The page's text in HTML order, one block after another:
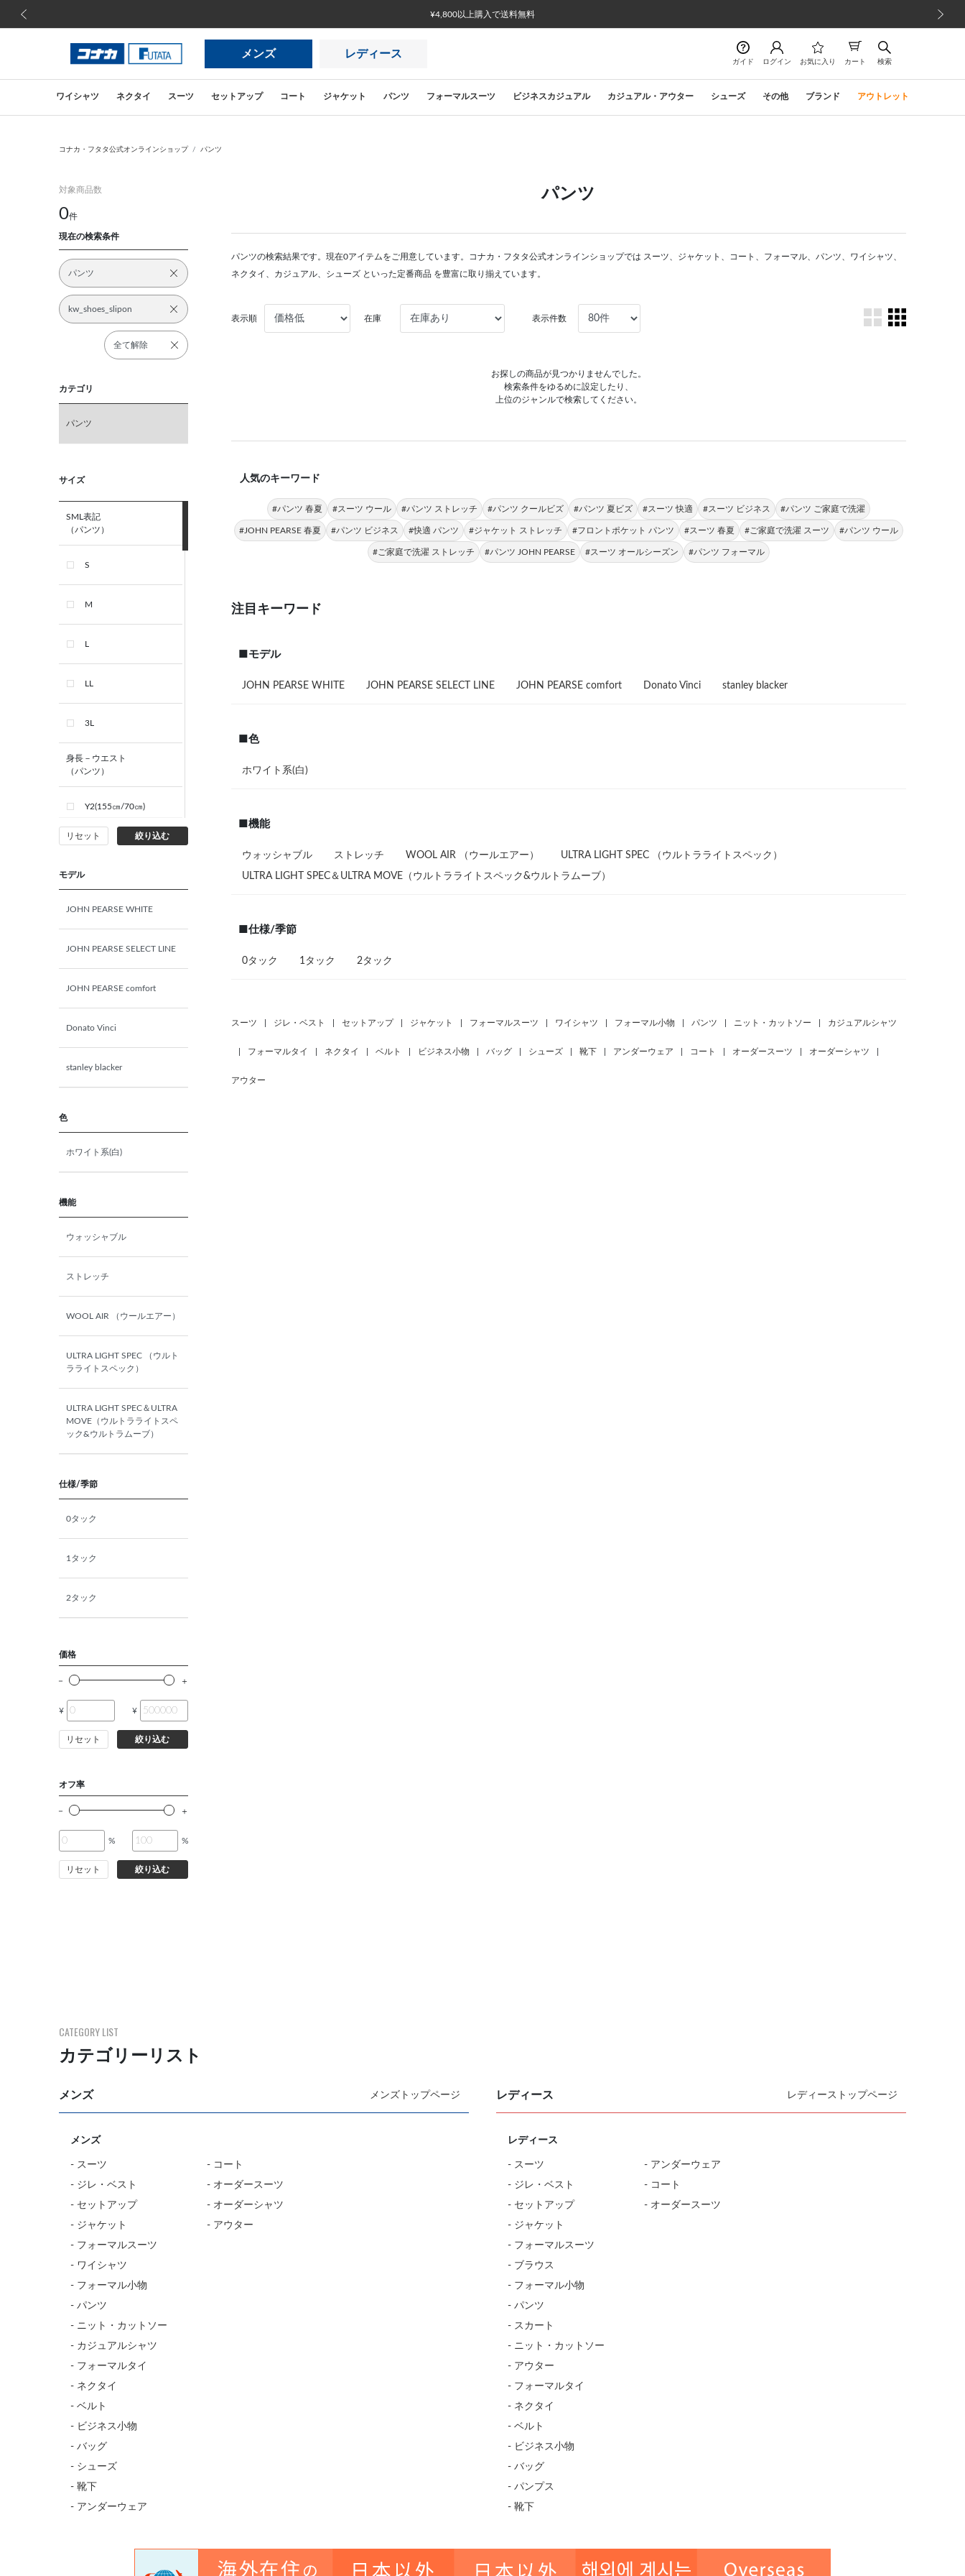
¥4,800以上購入で送料無料
メンズ レディース
ガイド ログイン お気に入り カート 検索
ワイシャツ ネクタイ スーツ セットアップ コート ジャケット パンツ フォーマルスーツ ビジネスカジュアル カジュアル・アウター シューズ その他 ブランド アウトレット
コナカ・フタタ公式オンラインショップ パンツ
対象商品数
0件
現在の検索条件
パンツ
kw_shoes_slipon
全て解除
カテゴリ
パンツ
サイズ
SML表記
（パンツ）
S
M
L
LL
3L
身長－ウエスト
（パンツ）
Y2(155㎝/70㎝)
Y3(160㎝/72㎝)
A7(180㎝/84㎝)
A8(185㎝/86㎝)
AB4(165㎝/84㎝)
AB5(170㎝/86㎝)
AB7(180㎝/90㎝)
AB8(185㎝/92㎝)
AB9(190㎝/94㎝)
BB4(165㎝/92㎝)
BB5(170㎝/94㎝)
BB8(185㎝/100㎝)
E5(170㎝/100㎝)
E6(175㎝/102㎝)
E7(180㎝/104㎝)
76cm
82cm
100cm
105cm
110cm
115cm
120cm
リセット 絞り込む
モデル
JOHN PEARSE WHITE
JOHN PEARSE SELECT LINE
JOHN PEARSE comfort
Donato Vinci
stanley blacker
色
ホワイト系(白)
機能
ウォッシャブル
ストレッチ
WOOL AIR （ウールエアー）
ULTRA LIGHT SPEC （ウルト
ラライトスペック）
ULTRA LIGHT SPEC＆ULTRA
MOVE（ウルトラライトスペ
ック&ウルトラムーブ）
仕様/季節
0タック
1タック
2タック
価格
¥ ¥
リセット 絞り込む
オフ率
% %
リセット 絞り込む
パンツ
パンツの検索結果です。現在0アイテムをご用意しています。コナカ・フタタ公式オンラインショップでは スーツ、ジャケット、コート、フォーマル、パンツ、ワイシャツ、
ネクタイ、カジュアル、シューズ といった定番商品 を豊富に取り揃えています。
表示順 在庫 表示件数
お探しの商品が見つかりませんでした。
検索条件をゆるめに設定したり、
上位のジャンルで検索してください。
人気のキーワード
#パンツ 春夏 #スーツ ウール #パンツ ストレッチ #パンツ クールビズ #パンツ 夏ビズ #スーツ 快適 #スーツ ビジネス #パンツ ご家庭で洗濯
#JOHN PEARSE 春夏 #パンツ ビジネス #快適 パンツ #ジャケット ストレッチ #フロントポケット パンツ #スーツ 春夏 #ご家庭で洗濯 スーツ #パンツ ウール
#ご家庭で洗濯 ストレッチ #パンツ JOHN PEARSE #スーツ オールシーズン #パンツ フォーマル
注目キーワード
■モデル
JOHN PEARSE WHITE JOHN PEARSE SELECT LINE JOHN PEARSE comfort Donato Vinci stanley blacker
■色
ホワイト系(白)
■機能
ウォッシャブル ストレッチ WOOL AIR （ウールエアー） ULTRA LIGHT SPEC （ウルトラライトスペック）
ULTRA LIGHT SPEC＆ULTRA MOVE（ウルトラライトスペック&ウルトラムーブ）
■仕様/季節
0タック 1タック 2タック
スーツ ジレ・ベスト セットアップ ジャケット フォーマルスーツ ワイシャツ フォーマル小物 パンツ ニット・カットソー カジュアルシャツ
フォーマルタイ ネクタイ ベルト ビジネス小物 バッグ シューズ 靴下 アンダーウェア コート オーダースーツ オーダーシャツ
アウター
CATEGORY LIST
カテゴリーリスト
メンズ メンズトップページ
メンズ
- スーツ
- ジレ・ベスト
- セットアップ
- ジャケット
- フォーマルスーツ
- ワイシャツ
- フォーマル小物
- パンツ
- ニット・カットソー
- カジュアルシャツ
- フォーマルタイ
- ネクタイ
- ベルト
- ビジネス小物
- バッグ
- シューズ
- 靴下
- アンダーウェア
- コート
- オーダースーツ
- オーダーシャツ
- アウター
レディース レディーストップページ
レディース
- スーツ
- ジレ・ベスト
- セットアップ
- ジャケット
- フォーマルスーツ
- ブラウス
- フォーマル小物
- パンツ
- スカート
- ニット・カットソー
- アウター
- フォーマルタイ
- ネクタイ
- ベルト
- ビジネス小物
- バッグ
- パンプス
- 靴下
- アンダーウェア
- コート
- オーダースーツ